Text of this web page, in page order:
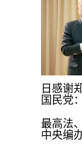
日感谢
国民党
最高法
中央编